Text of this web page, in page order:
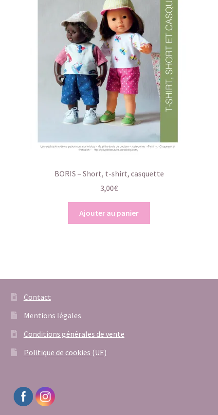
BORIS – Short, t-shirt, casquette
3,00€
Ajouter au panier
Contact
Mentions légales
Conditions générales de vente
Politique de cookies (UE)